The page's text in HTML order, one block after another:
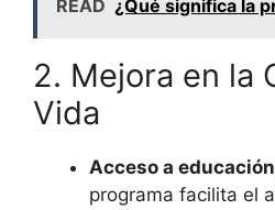
READ ¿Qué significa la
2. Mejora en la
Vida
Acceso a
programa facilita el